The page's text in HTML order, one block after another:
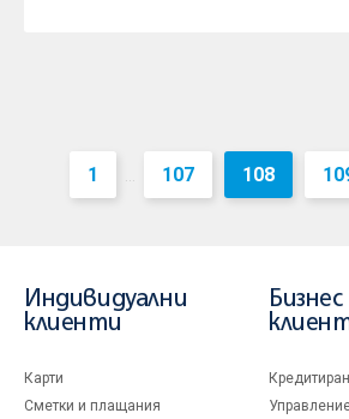
1 ... 107 108
Индивидуални
клиенти
Карти
Сметки и плащания
Бизнес